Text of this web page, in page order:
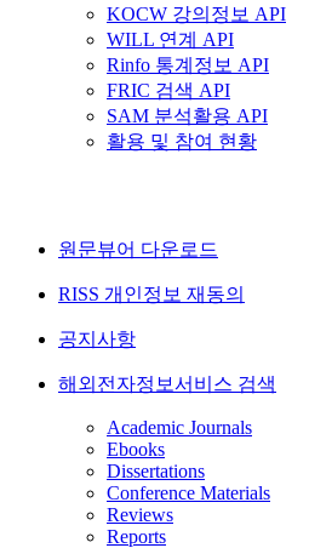
KOCW 강의정보 API
WILL 연계 API
Rinfo 통계정보 API
FRIC 검색 API
SAM 분석활용 API
활용 및 참여 현황
원문뷰어 다운로드
RISS 개인정보 재동의
공지사항
해외전자정보서비스 검색
Academic Journals
Ebooks
Dissertations
Conference Materials
Reviews
Reports